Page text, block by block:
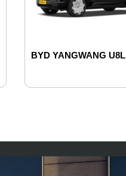
BYD YANGWANG U8L